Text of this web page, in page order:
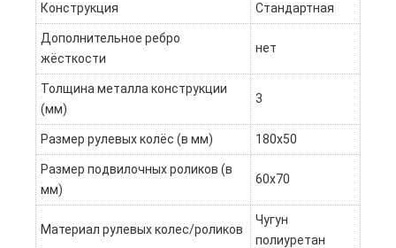
Конструкция Стандартная
Дополнительное ребро
жёсткости
нет
Толщина металла конструкции
(мм)
3
Размер рулевых колёс (в мм) 180х50
Размер подвилочных роликов (в
мм)
60х70
Материал рулевых колес/роликов
Чугун
полиуретан